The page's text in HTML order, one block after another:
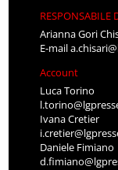
RESPONSABILE
Arianna Gori
E-mail
Account
Luca Torino
Ivana Cretier
Daniele Fimiano